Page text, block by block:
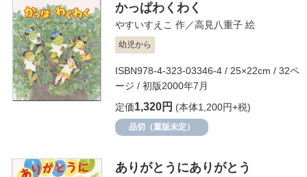
かっぱわくわく
やすいすえこ 作／高見八重子 絵
幼児から
ISBN978-4-323-03346-4 / 25×22cm / 32ペ
ージ / 初版2000年7月
定価1,320円 (本体1,200円+税)
品切（重版未定）
ありがとうにありがとう